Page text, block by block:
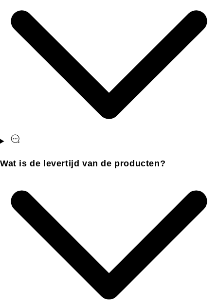
Wat is de levertijd van de producten?